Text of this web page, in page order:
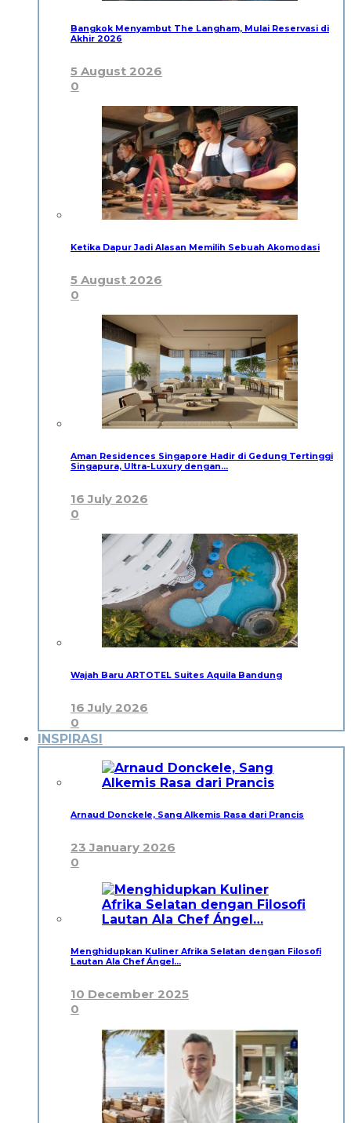
Bangkok Menyambut The Langham, Mulai Reservasi di
Akhir 2026
5 August 2026
0
Ketika Dapur Jadi Alasan Memilih Sebuah Akomodasi
5 August 2026
0
Aman Residences Singapore Hadir di Gedung Tertinggi
Singapura, Ultra-Luxury dengan…
16 July 2026
0
Wajah Baru ARTOTEL Suites Aquila Bandung
16 July 2026
0
INSPIRASI
Arnaud Donckele, Sang Alkemis Rasa dari Prancis
23 January 2026
0
Menghidupkan Kuliner Afrika Selatan dengan Filosofi
Lautan Ala Chef Ángel…
10 December 2025
0